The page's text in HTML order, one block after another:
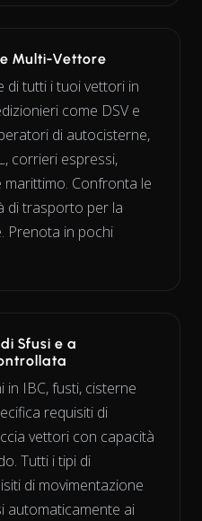
Multi-Vettore
di tutti i tuoi vettori in
come DSV e
di autocisterne,
corrieri espressi,
Confronta le
di trasporto per la
Prenota in pochi
Sfusi e a
in IBC, fusti, cisterne
requisiti di
vettori con capacità
Tutti i tipi di
di movimentazione
automaticamente ai